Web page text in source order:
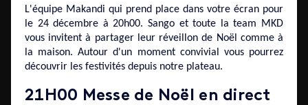
L'équipe Makandi qui prend place dans votre écran pour
le 24 décembre à 20h00. Sango et toute la team MKD
vous invitent à partager leur réveillon de Noël comme à
la maison. Autour d'un moment convivial vous pourrez
découvrir les festivités depuis notre plateau.
21H00 Messe de Noël en direct